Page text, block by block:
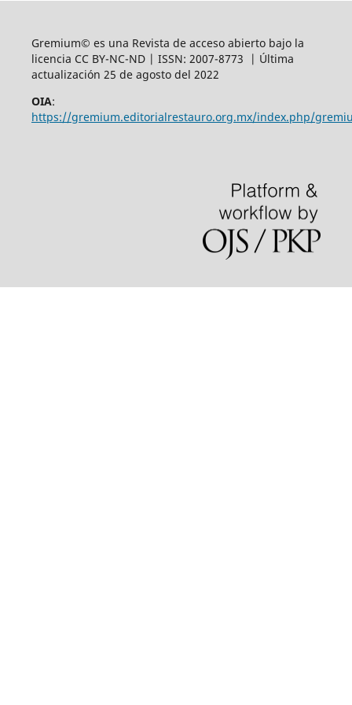
Gremium© es una Revista de acceso abierto bajo la
licencia CC BY-NC-ND | ISSN: 2007-8773 | Última
actualización 25 de agosto del 2022
OIA:
https://gremium.editorialrestauro.org.mx/index.php/